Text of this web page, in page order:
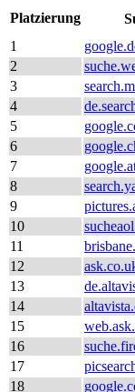
Platzierung
1
2
3
4
5
6
7
8
9
10
11
12
13
14
15
16
17
18